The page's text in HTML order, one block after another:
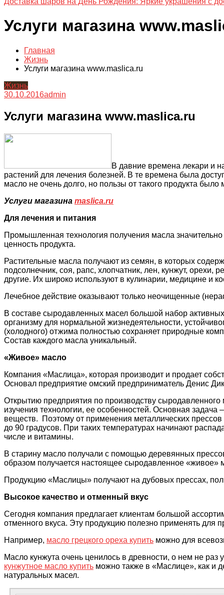
Услуги магазина
Главная
Жизнь
Услуги магазина www.maslica.ru
Жизнь
30.10.2016admin
Услуги магазина www.maslica.ru
В давние времена лекари и
растений для лечения болезней. В те времена была
масло не очень долго, но пользы от такого продукта было
Услуги магазина maslica.ru
Для лечения и питания
Промышленная технология получения масла
ценность продукта.
Растительные масла получают из семян, в которых
подсолнечник, соя, рапс, хлопчатник, лен, кунжут,
другие. Их широко используют в кулинарии, медицине и
Лечебное действие оказывают только неочищенные
В составе сыродавленных масел большой набор
организму для нормальной жизнедеятельности,
(холодного) отжима полностью сохраняет природные
Состав каждого масла уникальный.
«Живое» масло
Компания «Маслица», которая производит и продает
Основал предприятие омский предприниматель Денис
Открытию предприятия по производству
изучения технологии, ее особенностей. Основная
веществ. Поэтому от применения металлических прессов
до 90 градусов. При таких температурах начинают
числе и витамины.
В старину масло получали с помощью деревянных
образом получается настоящее сыродавленное «живое»
Продукцию «Маслицы» получают на дубовых прессах,
Высокое качество и отменный вкус
Сегодня компания предлагает клиентам большой
отменного вкуса. Эту продукцию полезно применять для
Например, масло грецкого ореха купить можно для
Масло кунжута очень ценилось в древности, о нем не раз
кунжутное масло купить можно также в «Маслице», как и
натуральных масел.